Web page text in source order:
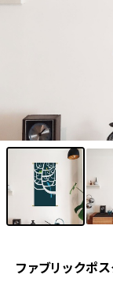
ファブリックポ